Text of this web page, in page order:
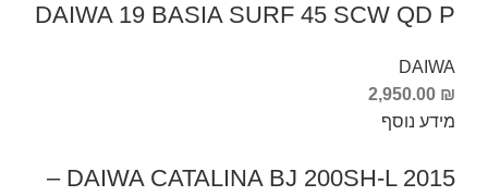
DAIWA 19 BASIA SURF 45 SCW QD P
DAIWA
2,950.00 ₪
מידע נוסף
DAIWA CATALINA BJ 200SH-L 2015 –